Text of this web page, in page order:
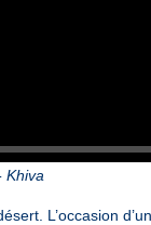
Khiva
L’occasion